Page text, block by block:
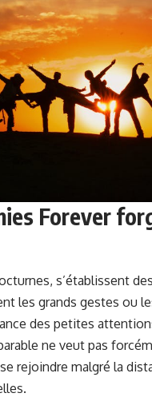
Forever
s’établissent
les grands gestes ou
des petites
ne veut pas
rejoindre malgré la